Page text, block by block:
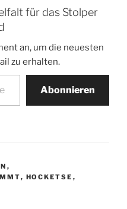
für das Stolper
an, um die neuesten
zu erhalten.
Abonnieren
,
, HOCKETSE ,